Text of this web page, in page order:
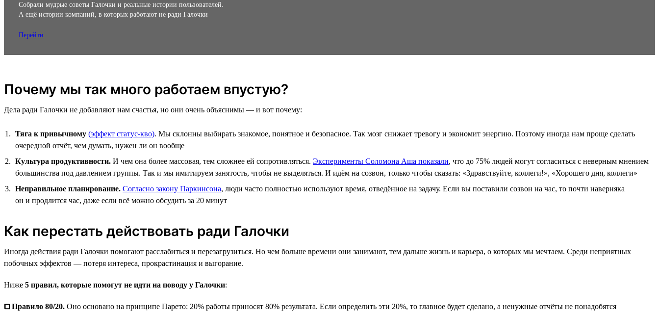
Собрали мудрые советы Галочки и реальные истории пользователей.
А ещё истории компаний, в которых работают не ради Галочки
Перейти
Почему мы так много работаем впустую?
Дела ради Галочки не добавляют нам счастья, но они очень объяснимы — и вот почему:
Тяга к привычному (эффект статус-кво). Мы склонны выбирать знакомое, понятное и безопасное. Так мозг снижает тревогу и экономит энергию. Поэтому иногда нам проще сделать
очередной отчёт, чем думать, нужен ли он вообще
Культура продуктивности. И чем она более массовая, тем сложнее ей сопротивляться. Эксперименты Соломона Аша показали, что до 75% людей могут согласиться с неверным мнением
большинства под давлением группы. Так и мы имитируем занятость, чтобы не выделяться. И идём на созвон, только чтобы сказать: «Здравствуйте, коллеги!», «Хорошего дня, коллеги»
Неправильное планирование. Согласно закону Паркинсона, люди часто полностью используют время, отведённое на задачу. Если вы поставили созвон на час, то почти наверняка
он и продлится час, даже если всё можно обсудить за 20 минут
Как перестать действовать ради Галочки
Иногда действия ради Галочки помогают расслабиться и перезагрузиться. Но чем больше времени они занимают, тем дальше жизнь и карьера, о которых мы мечтаем. Среди неприятных
побочных эффектов — потеря интереса, прокрастинация и выгорание.
Ниже 5 правил, которые помогут не идти на поводу у Галочки:
⧠ Правило 80/20. Оно основано на принципе Парето: 20% работы приносят 80% результата. Если определить эти 20%, то главное будет сделано, а ненужные отчёты не понадобятся